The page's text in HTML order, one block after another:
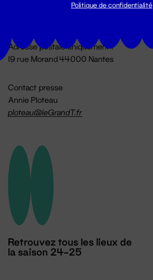
Du lundi au vendredi 14h → 18h
Adresse postale uniquement :
19 rue Morand 44000 Nantes
Contact presse
Annie Ploteau
ploteau@leGrandT.fr
Retrouvez tous les lieux de
la saison 24-25
Politique de confidentialité